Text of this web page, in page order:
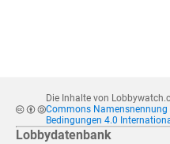
Die Inhalte von
Commons Namensnennung
Bedingungen 4.0
Lobbydatenbank